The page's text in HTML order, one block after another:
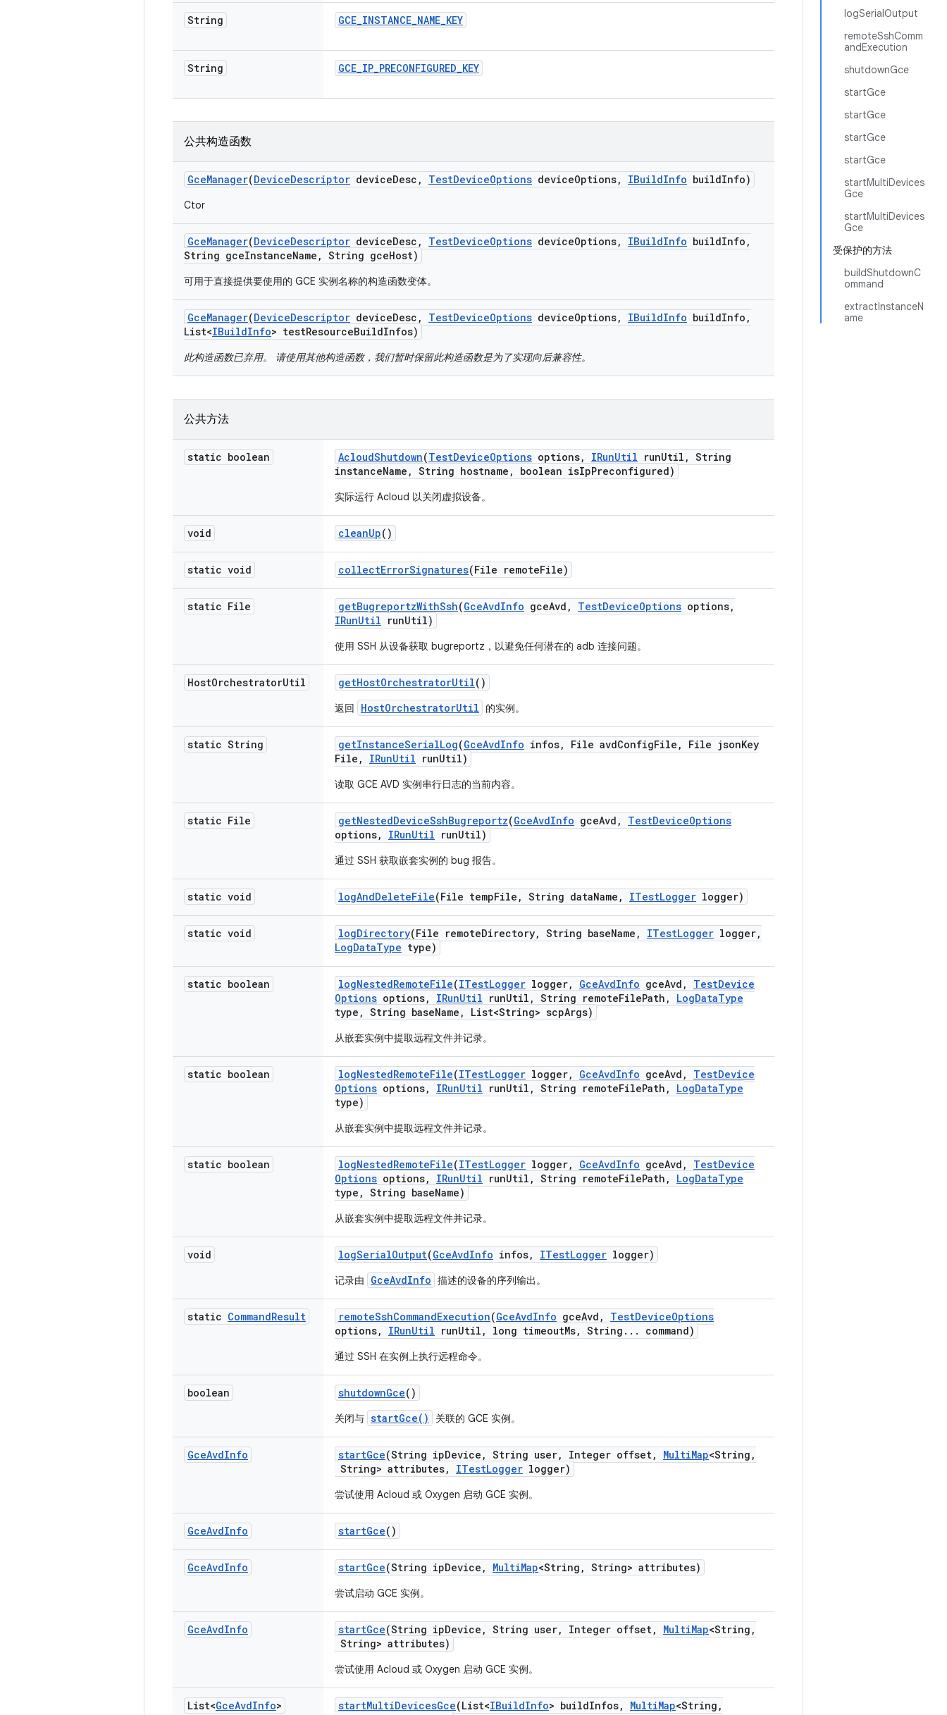
logSerialOutput
remoteSshComm
andExecution
shutdownGce
startGce
startGce
startGce
startGce
startMultiDevices
Gce
startMultiDevices
Gce
受保护的方法
buildShutdownC
ommand
extractInstanceN
ame
String GCE_INSTANCE_NAME_KEY
String GCE_IP_PRECONFIGURED_KEY
公共构造函数
GceManager(DeviceDescriptor deviceDesc , TestDeviceOptions deviceOptions, IBuildInfo buildInfo)
Ctor
GceManager(DeviceDescriptor deviceDesc , TestDeviceOptions deviceOptions, IBuildInfo buildInfo ,
String gceInstanceName , String gceHost)
可用于直接提供要使用的 GCE 实例名称的构造函数变体。
GceManager(DeviceDescriptor deviceDesc , TestDeviceOptions deviceOptions, IBuildInfo buildInfo ,
List<IBuildInfo> testResourceBuildInfos)
此构造函数已弃用。 请使用其他构造函数，我们暂时保留此构造函数是为了实现向后兼容性。
公共方法
static boolean AcloudShutdown(TestDeviceOptions options, IRunUtil runUtil , String
instanceName , String hostname , boolean isIpPreconfigured)
实际运行 Acloud 以关闭虚拟设备。
void cleanUp()
static void collectErrorSignatures(File remoteFile)
static File getBugreportzWithSsh(GceAvdInfo gceAvd , TestDeviceOptions options,
IRunUtil runUtil)
使用 SSH 从设备获取 bugreportz，以避免任何潜在的 adb 连接问题。
HostOrchestratorUtil getHostOrchestratorUtil()
返回 HostOrchestratorUtil 的实例。
static String getInstanceSerialLog(GceAvdInfo infos, File avdConfigFile , File jsonKey
File , IRunUtil runUtil)
读取 GCE AVD 实例串行日志的当前内容。
static File getNestedDeviceSshBugreportz(GceAvdInfo gceAvd , TestDeviceOptions
options, IRunUtil runUtil)
通过 SSH 获取嵌套实例的 bug 报告。
static void logAndDeleteFile(File tempFile , String dataName , ITestLogger logger)
static void logDirectory(File remoteDirectory, String baseName , ITestLogger logger,
LogDataType type)
static boolean logNestedRemoteFile(ITestLogger logger, GceAvdInfo gceAvd , TestDevice
Options options, IRunUtil runUtil , String remoteFilePath , LogDataType
type , String baseName , List<String> scpArgs)
从嵌套实例中提取远程文件并记录。
static boolean logNestedRemoteFile(ITestLogger logger, GceAvdInfo gceAvd , TestDevice
Options options, IRunUtil runUtil , String remoteFilePath , LogDataType
type)
从嵌套实例中提取远程文件并记录。
static boolean logNestedRemoteFile(ITestLogger logger, GceAvdInfo gceAvd , TestDevice
Options options, IRunUtil runUtil , String remoteFilePath , LogDataType
type , String baseName)
从嵌套实例中提取远程文件并记录。
void logSerialOutput(GceAvdInfo infos, ITestLogger logger)
记录由 GceAvdInfo 描述的设备的序列输出。
static CommandResult remoteSshCommandExecution(GceAvdInfo gceAvd , TestDeviceOptions
options, IRunUtil runUtil , long timeoutMs, String . . . command)
通过 SSH 在实例上执行远程命令。
boolean shutdownGce()
关闭与 startGce() 关联的 GCE 实例。
GceAvdInfo startGce(String ipDevice , String user, Integer offset, MultiMap<String ,
String> attributes, ITestLogger logger)
尝试使用 Acloud 或 Oxygen 启动 GCE 实例。
GceAvdInfo startGce()
GceAvdInfo startGce(String ipDevice , MultiMap<String , String> attributes)
尝试启动 GCE 实例。
GceAvdInfo startGce(String ipDevice , String user, Integer offset, MultiMap<String ,
String> attributes)
尝试使用 Acloud 或 Oxygen 启动 GCE 实例。
List<GceAvdInfo> startMultiDevicesGce(List<IBuildInfo> buildInfos, MultiMap<String ,